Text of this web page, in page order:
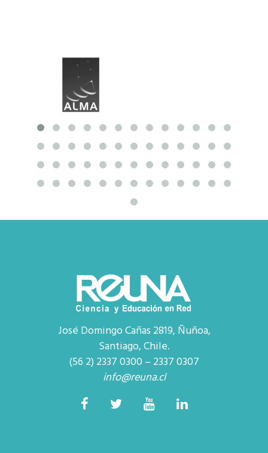
José Domingo Cañas 2819, Ñuñoa,
Santiago, Chile.
(56 2) 2337 0300 – 2337 0307
info@reuna.cl